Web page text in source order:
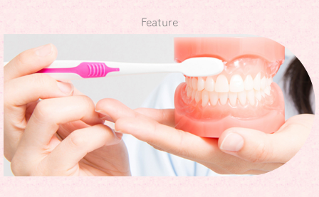
Feature